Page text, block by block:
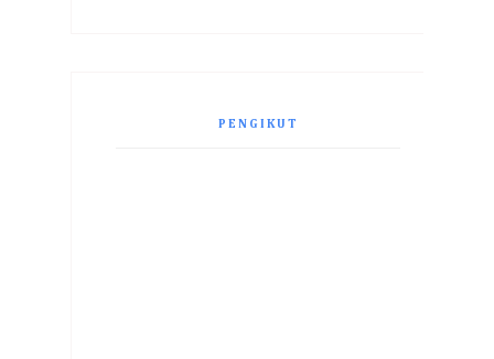
PENGIKUT